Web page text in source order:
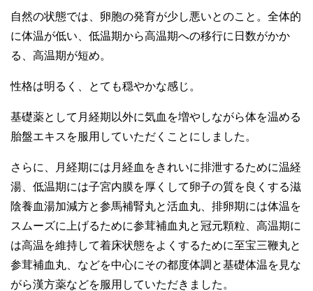
自然の状態では、卵胞の発育が少し悪いとのこと。全体的
に体温が低い、低温期から高温期への移行に日数がかか
る、高温期が短め。
性格は明るく、とても穏やかな感じ。
基礎薬として月経期以外に気血を増やしながら体を温める
胎盤エキスを服用していただくことにしました。
さらに、月経期には月経血をきれいに排泄するために温経
湯、低温期には子宮内膜を厚くして卵子の質を良くする滋
陰養血湯加減方と参馬補腎丸と活血丸、排卵期には体温を
スムーズに上げるために参茸補血丸と冠元顆粒、高温期に
は高温を維持して着床状態をよくするために至宝三鞭丸と
参茸補血丸、などを中心にその都度体調と基礎体温を見な
がら漢方薬などを服用していただきました。